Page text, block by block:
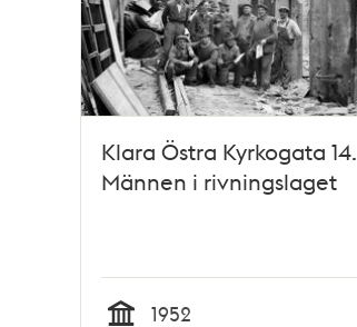
Klara Östra Kyrkogata 14.
Männen i rivningslaget
1952